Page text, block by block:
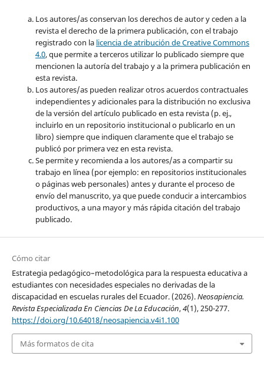
Los autores/as conservan los derechos de autor y ceden a la
revista el derecho de la primera publicación, con el trabajo
registrado con la licencia de atribución de Creative Commons
4.0, que permite a terceros utilizar lo publicado siempre que
mencionen la autoría del trabajo y a la primera publicación en
esta revista.
Los autores/as pueden realizar otros acuerdos contractuales
independientes y adicionales para la distribución no exclusiva
de la versión del artículo publicado en esta revista (p. ej.,
incluirlo en un repositorio institucional o publicarlo en un
libro) siempre que indiquen claramente que el trabajo se
publicó por primera vez en esta revista.
Se permite y recomienda a los autores/as a compartir su
trabajo en línea (por ejemplo: en repositorios institucionales
o páginas web personales) antes y durante el proceso de
envío del manuscrito, ya que puede conducir a intercambios
productivos, a una mayor y más rápida citación del trabajo
publicado.
Cómo citar
Estrategia pedagógico–metodológica para la respuesta educativa a
estudiantes con necesidades especiales no derivadas de la
discapacidad en escuelas rurales del Ecuador. (2026).Neosapiencia.
Revista Especializada En Ciencias De La Educación,4(1), 250-277.
https://doi.org/10.64018/neosapiencia.v4i1.100
Más formatos de cita